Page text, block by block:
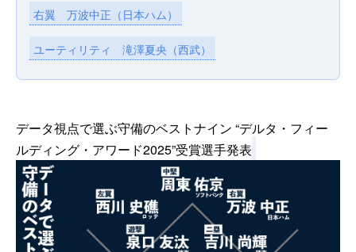
右翼 万波中正（日本ハム）
ユーティリティ 滝澤夏央（西武）
データ視点で選ぶ守備のベストナイン “デルタ・フィー
ルディング・アワード2025”受賞選手発表